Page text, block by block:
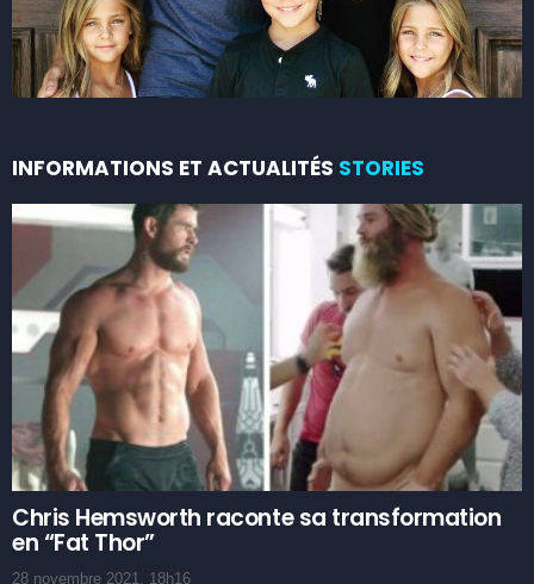
INFORMATIONS ET ACTUALITÉS STORIES
Chris Hemsworth raconte sa transformation
en “Fat Thor”
28 novembre 2021, 18h16